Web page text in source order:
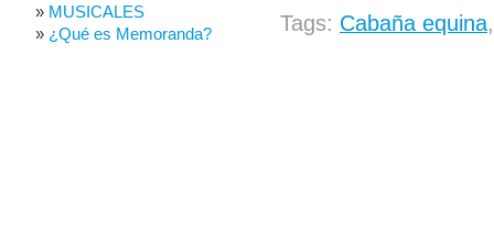
Tags: Cabaña equina
MUSICALES
¿Qué es Memoranda?